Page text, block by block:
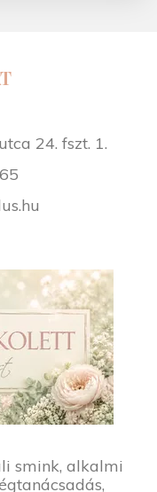
24. fszt. 1.
smink, alkalmi